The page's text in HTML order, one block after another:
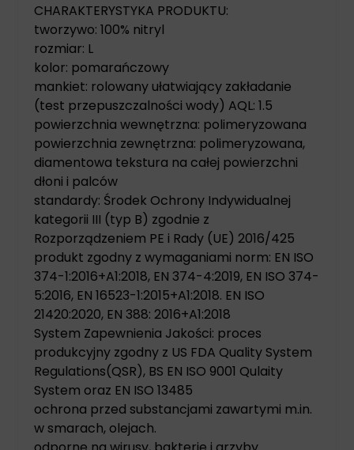
CHARAKTERYSTYKA PRODUKTU:
tworzywo: 100% nitryl
rozmiar: L
kolor: pomarańczowy
mankiet: rolowany ułatwiający zakładanie
(test przepuszczalności wody) AQL: 1.5
powierzchnia wewnętrzna: polimeryzowana
powierzchnia zewnętrzna: polimeryzowana,
diamentowa tekstura na całej powierzchni
dłoni i palców
standardy: Środek Ochrony Indywidualnej
kategorii III (typ B) zgodnie z
Rozporządzeniem PE i Rady (UE) 2016/425
produkt zgodny z wymaganiami norm: EN ISO
374-1:2016+A1:2018, EN 374-4:2019, EN ISO 374-
5:2016, EN 16523-1:2015+A1:2018. EN ISO
21420:2020, EN 388: 2016+A1:2018
System Zapewnienia Jakości: proces
produkcyjny zgodny z US FDA Quality System
Regulations(QSR), BS EN ISO 9001 Qulaity
System oraz EN ISO 13485
ochrona przed substancjami zawartymi m.in.
w smarach, olejach.